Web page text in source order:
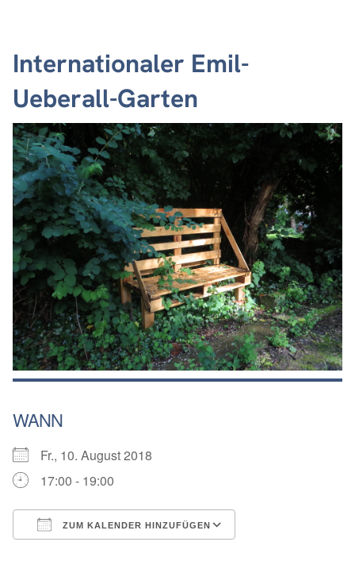
Internationaler Emil-
Ueberall-Garten
WANN
Fr., 10. August 2018
17:00 - 19:00
ZUM KALENDER HINZUFÜGEN